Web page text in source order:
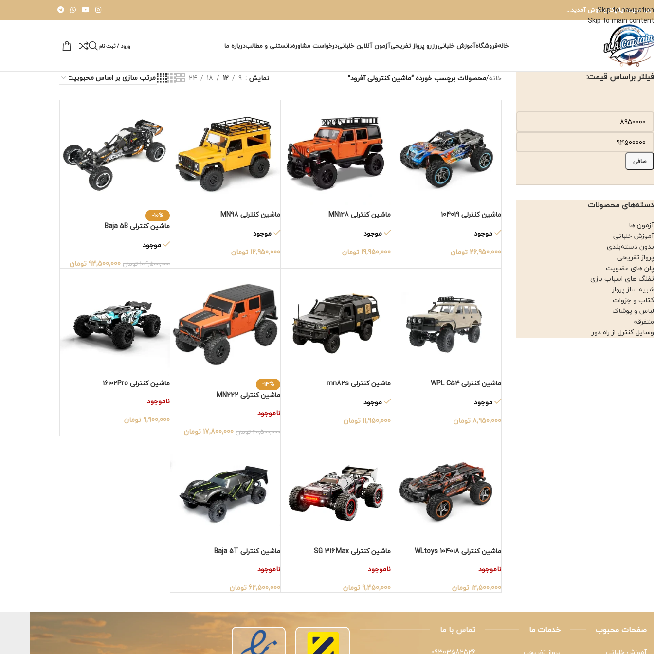
Skip to navigation
Skip to main content
وب سایت ایلاپکتن خوش آمدید...
خانهفروشگاهآموزش خلبانیرزرو پرواز تفریحیآزمون آنلاین خلبانیدرخواست مشاورهدانستنی و مطالبدرباره ما ورود / ثبت نام
فیلتر براساس قیمت:
صافی
دسته‌های محصولات
آزمون ها
آموزش خلبانی
بدون دسته‌بندی
پرواز تفریحی
پلن های عضویت
تفنگ های اسباب بازی
شبیه ساز پرواز
کتاب و جزوات
لباس و پوشاک
متفرقه
وسایل کنترل از راه دور
خانه/محصولات برچسب خورده “ماشین کنترولی آفرود” نمایش 9
12
18
24
ماشین کنترلی 104019
موجود
26,950,000 تومان
ماشین کنترلی MN128
موجود
19,950,000 تومان
ماشین کنترلی MN98
موجود
12,950,000 تومان
-10%
ماشین کنترلی Baja 5B
موجود
104,500,000تومان94,500,000 تومان
ماشین کنترلی WPL C54
موجود
8,950,000تومان
ماشین کنترلی mn82s
موجود
11,950,000 تومان
-13%
ماشین کنترلی MN222
ناموجود
20,500,000تومان17,800,000 تومان
ماشین کنترلی 16102Pro
ناموجود
9,900,000 تومان
ماشین کنترلی WLtoys 104018
ناموجود
12,500,000 تومان
ماشین کنترلی SG 316 Max
ناموجود
9,450,000 تومان
ماشین کنترلی Baja 5T
ناموجود
62,500,000تومان
صفحات محبوب خدمات ما تماس با ما